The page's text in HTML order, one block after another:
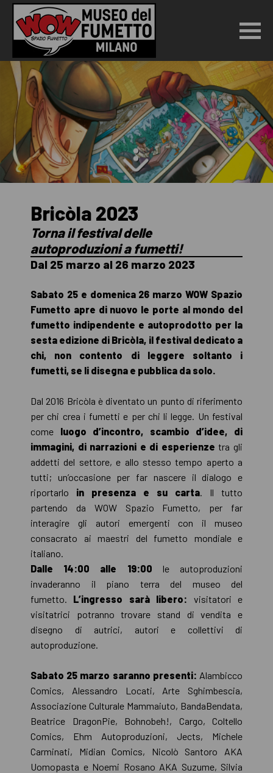
Bricòla 2023
Torna il festival delle
autoproduzioni a fumetti!
Dal 25 marzo al 26 marzo 2023
Sabato 25 e domenica 26 marzo WOW Spazio
Fumetto apre di nuovo le porte al mondo del
fumetto indipendente e autoprodotto per la
sesta edizione di Bricòla, il festival dedicato a
chi, non contento di leggere soltanto i
fumetti, se li disegna e pubblica da solo.
Dal 2016 Bricòla è diventato un punto di riferimento
per chi crea i fumetti e per chi li legge. Un festival
come luogo d’incontro, scambio d’idee, di
immagini, di narrazioni e di esperienze tra gli
addetti del settore, e allo stesso tempo aperto a
tutti; un’occasione per far nascere il dialogo e
riportarlo in presenza e su carta. Il tutto
partendo da WOW Spazio Fumetto, per far
interagire gli autori emergenti con il museo
consacrato ai maestri del fumetto mondiale e
italiano.
Dalle 14:00 alle 19:00 le autoproduzioni
invaderanno il piano terra del museo del
fumetto. L’ingresso sarà libero: visitatori e
visitatrici potranno trovare stand di vendita e
disegno di autrici, autori e collettivi di
autoproduzione.
Sabato 25 marzo saranno presenti: Alambicco
Comics, Alessandro Locati, Arte Sghimbescia,
Associazione Culturale Mammaiuto, BandaBendata,
Beatrice DragonPie, Bohnobeh!, Cargo, Coltello
Comics, Ehm Autoproduzioni, Jects, Michele
Carminati, Midian Comics, Nicolò Santoro AKA
Uomopasta e Noemi Rosano AKA Suzume, Silvia